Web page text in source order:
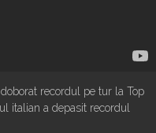
recordul pe tur la Top
italian a depasit recordul